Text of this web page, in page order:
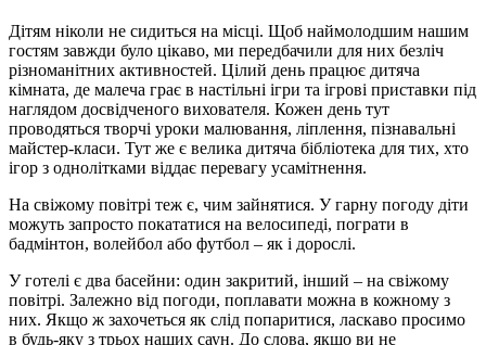
Дітям ніколи не сидиться на місці. Щоб наймолодшим нашим
гостям завжди було цікаво, ми передбачили для них безліч
різноманітних активностей. Цілий день працює дитяча
кімната, де малеча грає в настільні ігри та ігрові приставки під
наглядом досвідченого вихователя. Кожен день тут
проводяться творчі уроки малювання, ліплення, пізнавальні
майстер-класи. Тут же є велика дитяча бібліотека для тих, хто
ігор з однолітками віддає перевагу усамітнення.
На свіжому повітрі теж є, чим зайнятися. У гарну погоду діти
можуть запросто покататися на велосипеді, пограти в
бадмінтон, волейбол або футбол – як і дорослі.
У готелі є два басейни: один закритий, інший – на свіжому
повітрі. Залежно від погоди, поплавати можна в кожному з
них. Якщо ж захочеться як слід попаритися, ласкаво просимо
в будь-яку з трьох наших саун. До слова, якщо ви не